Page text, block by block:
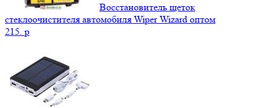
Восстановитель щеток
стеклоочистителя автомобиля Wiper Wizard оптом
215. p